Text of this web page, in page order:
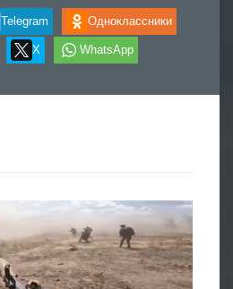
Telegram Одноклассники
X WhatsApp